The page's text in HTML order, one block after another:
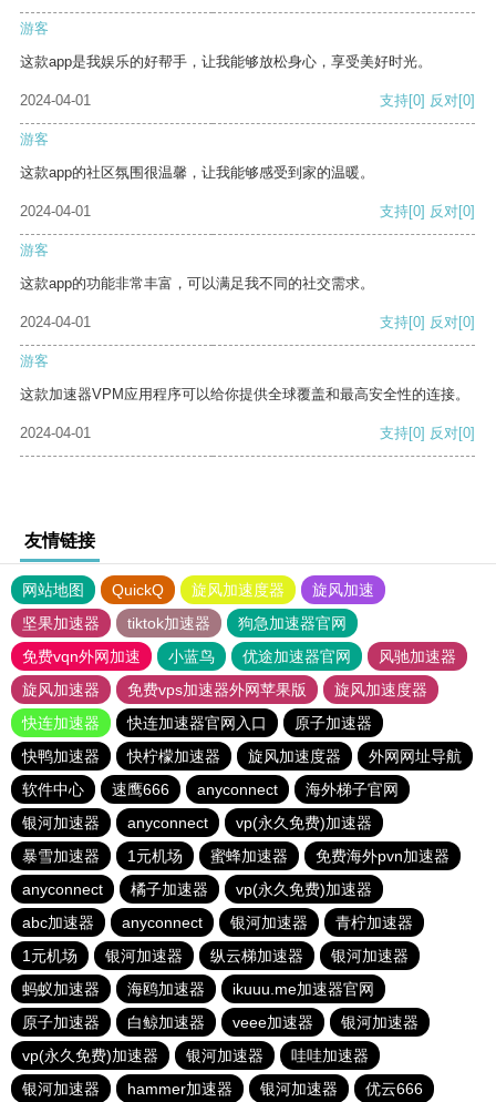
游客
这款app是我娱乐的好帮手，让我能够放松身心，享受美好时光。
2024-04-01 支持[0] 反对[0]
游客
这款app的社区氛围很温馨，让我能够感受到家的温暖。
2024-04-01 支持[0] 反对[0]
游客
这款app的功能非常丰富，可以满足我不同的社交需求。
2024-04-01 支持[0] 反对[0]
游客
这款加速器VPM应用程序可以给你提供全球覆盖和最高安全性的连接。
2024-04-01 支持[0] 反对[0]
友情链接
网站地图 QuickQ 旋风加速度器
旋风加速
坚果加速器
tiktok加速器
狗急加速器官网
免费vqn外网加速
小蓝鸟 优途加速器官网
风驰加速器
旋风加速器
免费vps加速器外网苹果版
旋风加速度器
快连加速器
快连加速器官网入口
原子加速器
快鸭加速器
快柠檬加速器 旋风加速度器
外网网址导航
软件中心
速鹰666 anyconnect
海外梯子官网
银河加速器
anyconnect
vp(永久免费)加速器
暴雪加速器
1元机场 蜜蜂加速器
免费海外pvn加速器
anyconnect
橘子加速器
vp(永久免费)加速器
abc加速器
anyconnect 银河加速器
青柠加速器
1元机场
银河加速器 纵云梯加速器
银河加速器
蚂蚁加速器
海鸥加速器
ikuuu.me加速器官网
原子加速器
白鲸加速器 veee加速器
银河加速器
vp(永久免费)加速器
银河加速器
哇哇加速器
银河加速器
hammer加速器 银河加速器 优云666